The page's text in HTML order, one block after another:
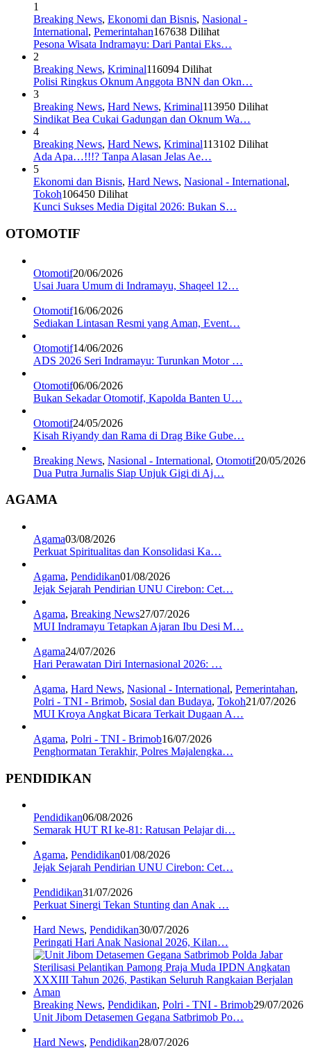
1
Breaking News, Ekonomi dan Bisnis, Nasional -
International, Pemerintahan167638 Dilihat
Pesona Wisata Indramayu: Dari Pantai Eks…
2
Breaking News, Kriminal116094 Dilihat
Polisi Ringkus Oknum Anggota BNN dan Okn…
3
Breaking News, Hard News, Kriminal113950 Dilihat
Sindikat Bea Cukai Gadungan dan Oknum Wa…
4
Breaking News, Hard News, Kriminal113102 Dilihat
Ada Apa…!!!? Tanpa Alasan Jelas Ae…
5
Ekonomi dan Bisnis, Hard News, Nasional - International,
Tokoh106450 Dilihat
Kunci Sukses Media Digital 2026: Bukan S…
OTOMOTIF
Otomotif20/06/2026
Usai Juara Umum di Indramayu, Shaqeel 12…
Otomotif16/06/2026
Sediakan Lintasan Resmi yang Aman, Event…
Otomotif14/06/2026
ADS 2026 Seri Indramayu: Turunkan Motor …
Otomotif06/06/2026
Bukan Sekadar Otomotif, Kapolda Banten U…
Otomotif24/05/2026
Kisah Riyandy dan Rama di Drag Bike Gube…
Breaking News, Nasional - International, Otomotif20/05/2026
Dua Putra Jurnalis Siap Unjuk Gigi di Aj…
AGAMA
Agama03/08/2026
Perkuat Spiritualitas dan Konsolidasi Ka…
Agama, Pendidikan01/08/2026
Jejak Sejarah Pendirian UNU Cirebon: Cet…
Agama, Breaking News27/07/2026
MUI Indramayu Tetapkan Ajaran Ibu Desi M…
Agama24/07/2026
Hari Perawatan Diri Internasional 2026: …
Agama, Hard News, Nasional - International, Pemerintahan,
Polri - TNI - Brimob, Sosial dan Budaya, Tokoh21/07/2026
MUI Kroya Angkat Bicara Terkait Dugaan A…
Agama, Polri - TNI - Brimob16/07/2026
Penghormatan Terakhir, Polres Majalengka…
PENDIDIKAN
Pendidikan06/08/2026
Semarak HUT RI ke-81: Ratusan Pelajar di…
Agama, Pendidikan01/08/2026
Jejak Sejarah Pendirian UNU Cirebon: Cet…
Pendidikan31/07/2026
Perkuat Sinergi Tekan Stunting dan Anak …
Hard News, Pendidikan30/07/2026
Peringati Hari Anak Nasional 2026, Kilan…
Breaking News, Pendidikan, Polri - TNI - Brimob29/07/2026
Unit Jibom Detasemen Gegana Satbrimob Po…
Hard News, Pendidikan28/07/2026